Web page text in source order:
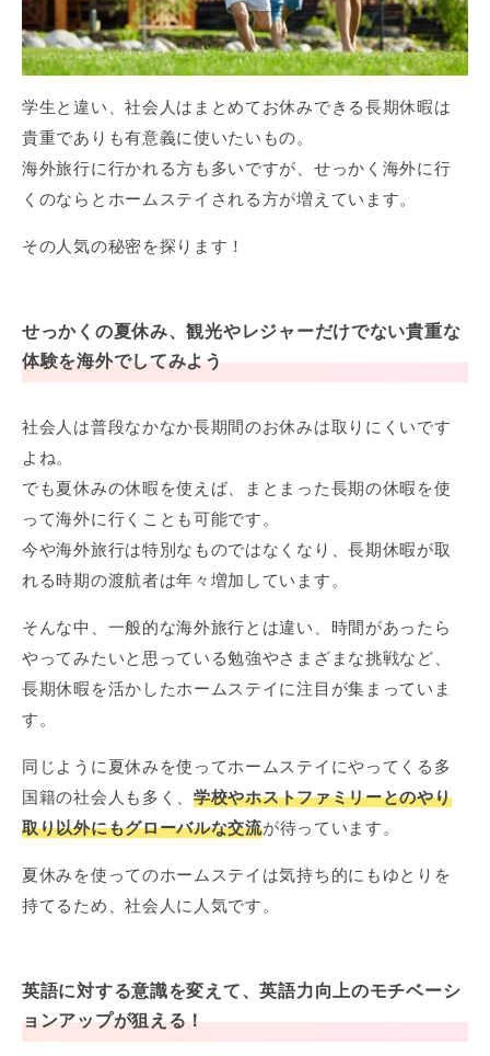
学生と違い、社会人はまとめてお休みできる長期休暇は
貴重でありも有意義に使いたいもの。
海外旅行に行かれる方も多いですが、せっかく海外に行
くのならとホームステイされる方が増えています。
その人気の秘密を探ります！
せっかくの夏休み、観光やレジャーだけでない貴重な
体験を海外でしてみよう
社会人は普段なかなか長期間のお休みは取りにくいです
よね。
でも夏休みの休暇を使えば、まとまった長期の休暇を使
って海外に行くことも可能です。
今や海外旅行は特別なものではなくなり、長期休暇が取
れる時期の渡航者は年々増加しています。
そんな中、一般的な海外旅行とは違い、時間があったら
やってみたいと思っている勉強やさまざまな挑戦など、
長期休暇を活かしたホームステイに注目が集まっていま
す。
同じように夏休みを使ってホームステイにやってくる多
国籍の社会人も多く、 学校やホストファミリーとのやり
取り以外にもグローバルな交流が待っています。
夏休みを使ってのホームステイは気持ち的にもゆとりを
持てるため、社会人に人気です。
英語に対する意識を変えて、英語力向上のモチベーシ
ョンアップが狙える！